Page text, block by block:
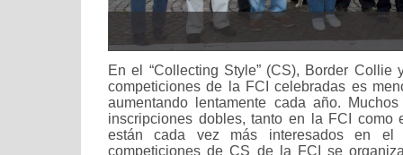
En el “Collecting Style” (CS), Border Collie
competiciones de la FCI celebradas es
aumentando lentamente cada año.
inscripciones dobles, tanto en la FCI como
están cada vez más interesados en
competiciones de CS de la FCI se